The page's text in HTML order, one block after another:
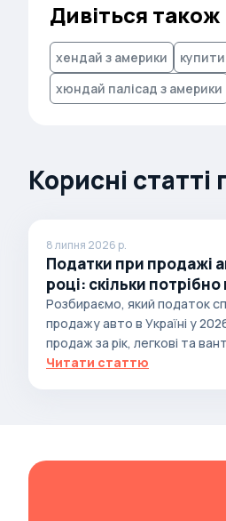
Batmobile
Bentley
Bertone
Bilenkin
BMW
Brabus
Brilliance
Bristol
Bronto
Bufori
Дивіться також
хендай з америки
хюндай палісад з америки
Корисні
8 липня 2026 р.
Податки при продажі
році: скільки
випадках
Розбираємо, який податок
продажу авто в Україні у
продаж за рік, легкові та
Читати статтю